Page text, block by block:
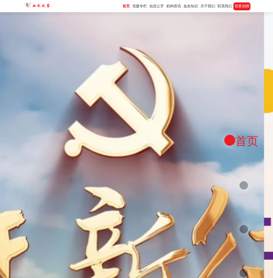
首页 党建专栏 信息公开 机构资讯 血友知识 关于我们 联系我们 我要捐赠
首页